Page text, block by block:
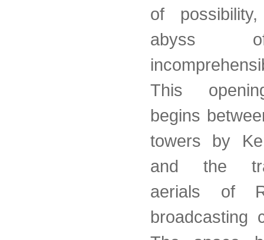
of
abyss
This
begins
towers by
and the
aerials of
broadcasting